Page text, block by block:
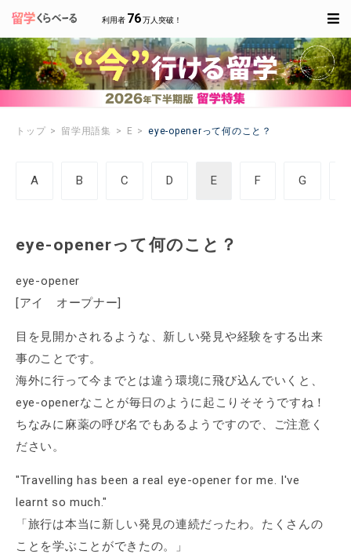
利用者 76万人突破！
トップ 留学用語集 E eye-openerって何のこと？
A B C D E F G
eye-openerって何のこと？
eye-opener
[アイ オープナー]
目を見開かされるような、新しい発見や経験をする出来
事のことです。
海外に行って今までとは違う環境に飛び込んでいくと、
eye-openerなことが毎日のように起こりそそうですね！
ちなみに麻薬の呼び名でもあるようですので、ご注意く
ださい。
"Travelling has been a real eye-opener for me. I've
learnt so much."
「旅行は本当に新しい発見の連続だったわ。たくさんの
ことを学ぶことができたの。」